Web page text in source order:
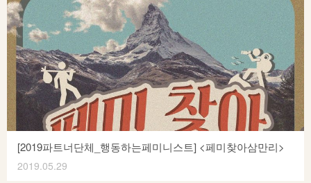
일에 힘쓰며, 더불어 사는 지역공동체를 만들기 위한 다양한
사업을 진행하고 있습니다. 창원여성회는 한국여성재단
2019년 성평등사회조성사업 – 자유주제 1년 분야에 선정되어 <
성평등, 노동을 잇다> 사업을 진행합니다. 지역 내 성평등 의식
확산을 위한 인프라 구축을 위해 성평등 교육 강사단을
양성하고, 노동조합 내 성평등 의식 확산을 위한 ‘노동조합 현장
강의’를 진행합니다. 이에 성평등강사단을 모집, 강사 양성
교육을 진행합니다. 관심있는 분들의 적극적인 참여를
기다립니다! ^-^
[2019파트너단체_행동하는페미니스트] <페미찾아삼만리>
2019.05.29